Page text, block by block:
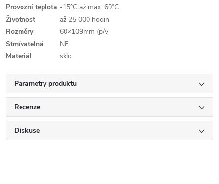
Provozní teplota -15°C až max. 60°C
Životnost
až 25 000 hodin
Rozměry
60×109mm (p/v)
Stmívatelná
NE
Materiál
sklo
Parametry produktu
Recenze
Diskuse